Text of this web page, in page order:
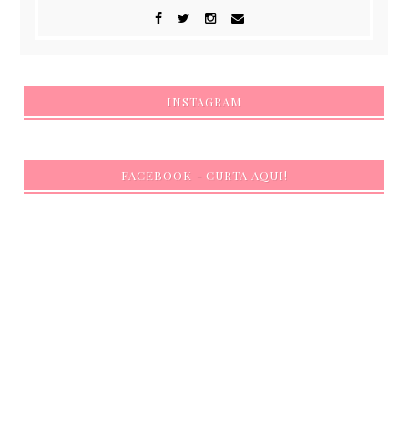
INSTAGRAM
FACEBOOK - CURTA AQUI!